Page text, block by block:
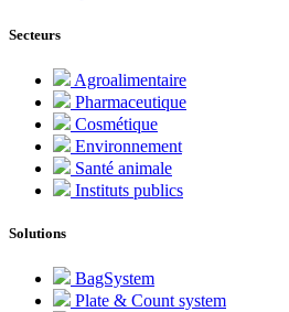
Secteurs
Agroalimentaire
Pharmaceutique
Cosmétique
Environnement
Santé animale
Instituts publics
Solutions
BagSystem
Plate & Count system